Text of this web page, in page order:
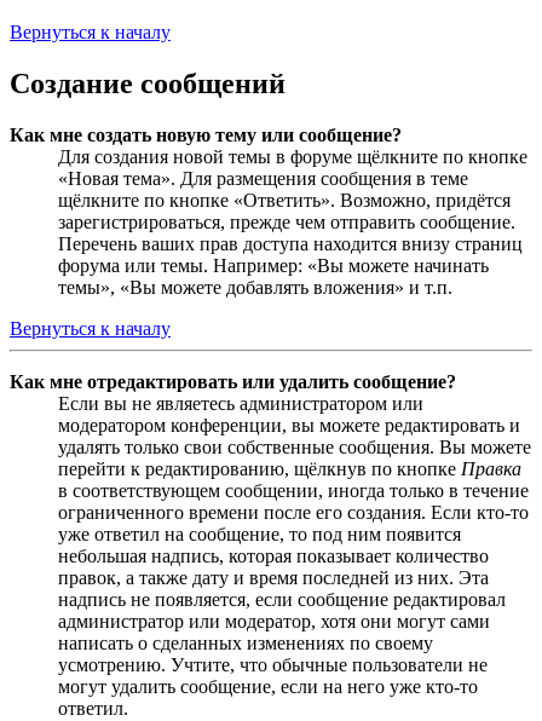
Вернуться к началу
Создание сообщений
Как мне создать новую тему или сообщение?
Для создания новой темы в форуме щёлкните по кнопке
«Новая тема». Для размещения сообщения в теме
щёлкните по кнопке «Ответить». Возможно, придётся
зарегистрироваться, прежде чем отправить сообщение.
Перечень ваших прав доступа находится внизу страниц
форума или темы. Например: «Вы можете начинать
темы», «Вы можете добавлять вложения» и т.п.
Вернуться к началу
Как мне отредактировать или удалить сообщение?
Если вы не являетесь администратором или
модератором конференции, вы можете редактировать и
удалять только свои собственные сообщения. Вы можете
перейти к редактированию, щёлкнув по кнопке Правка
в соответствующем сообщении, иногда только в течение
ограниченного времени после его создания. Если кто-то
уже ответил на сообщение, то под ним появится
небольшая надпись, которая показывает количество
правок, а также дату и время последней из них. Эта
надпись не появляется, если сообщение редактировал
администратор или модератор, хотя они могут сами
написать о сделанных изменениях по своему
усмотрению. Учтите, что обычные пользователи не
могут удалить сообщение, если на него уже кто-то
ответил.